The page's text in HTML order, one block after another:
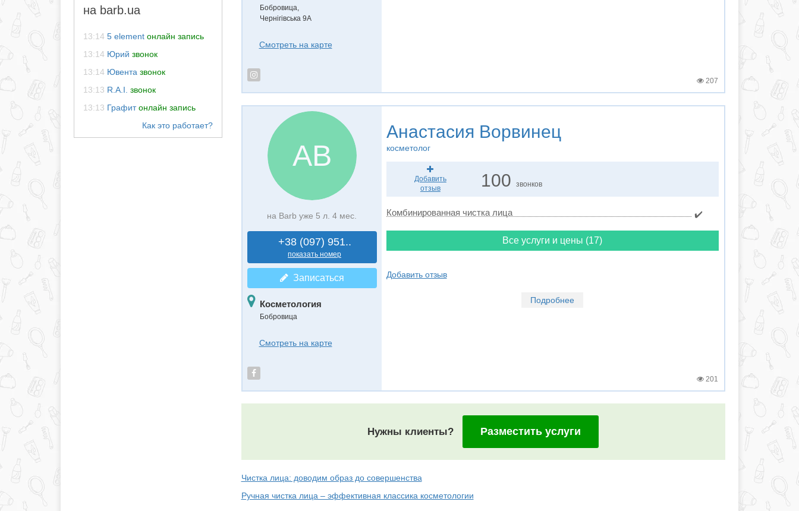
на barb.ua
13:14 5 element онлайн запись
13:14 Юрий звонок
13:14 Ювента звонок
13:13 R.A.I. звонок
13:13 Графит онлайн запись
Бобровица,
Чернігівська 9А
Смотреть на карте
207
АВ
на Barb уже 5 л. 4 мес.
+38 (097) 951..
показать номер
Записаться
Косметология
Бобровица
Смотреть на карте
Анастасия Ворвинец
косметолог
Добавить
отзыв
100звонков
Комбинированная чистка лица ✔️
Все услуги и цены (17)
Добавить отзыв
Подробнее
201
Нужны клиенты? Разместить услуги
Чистка лица: доводим образ до совершенства
Ручная чистка лица – эффективная классика косметологии